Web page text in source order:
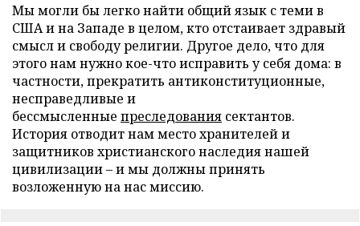
Мы могли бы легко найти общий язык с теми в
США и на Западе в целом, кто отстаивает здравый
смысл и свободу религии. Другое дело, что для
этого нам нужно кое-что исправить у себя дома: в
частности, прекратить антиконституционные,
несправедливые и
бессмысленные преследования сектантов.
История отводит нам место хранителей и
защитников христианского наследия нашей
цивилизации – и мы должны принять
возложенную на нас миссию.